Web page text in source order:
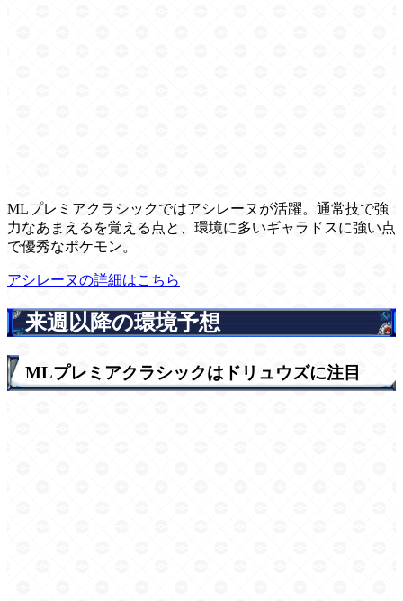
MLプレミアクラシックではアシレーヌが活躍。通常技で強
力なあまえるを覚える点と、環境に多いギャラドスに強い点
で優秀なポケモン。
アシレーヌの詳細はこちら
来週以降の環境予想
MLプレミアクラシックはドリュウズに注目